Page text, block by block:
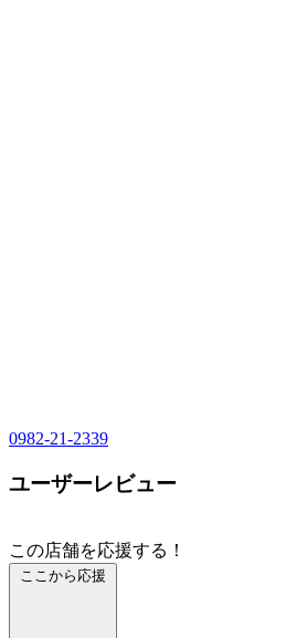
0982-21-2339
ユーザーレビュー
この店舗を応援する！
ここから応援